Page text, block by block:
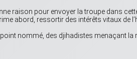
raison pour envoyer la troupe dans
abord, ressortir des intérêts vitaux de
nommé, des djihadistes menaçant la